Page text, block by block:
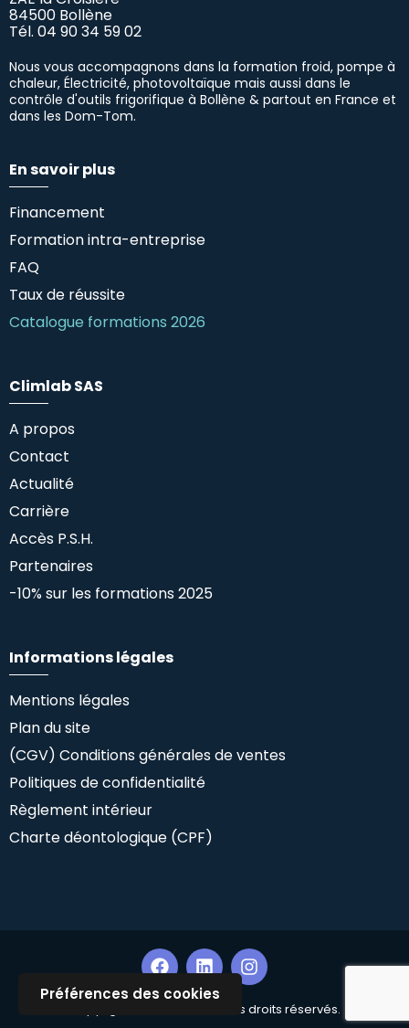
Préférences des cookies
84500 Bollène
Tél. 04 90 34 59 02
Nous vous accompagnons dans la formation froid, pompe à
chaleur, Électricité, photovoltaïque mais aussi dans le
contrôle d'outils frigorifique à Bollène & partout en France et
dans les Dom-Tom.
En savoir plus
Financement
Formation intra-entreprise
FAQ
Taux de réussite
Catalogue formations 2026
Climlab SAS
A propos
Contact
Actualité
Carrière
Accès P.S.H.
Partenaires
-10% sur les formations 2025
Informations légales
Mentions légales
Plan du site
(CGV) Conditions générales de ventes
Politiques de confidentialité
Règlement intérieur
Charte déontologique (CPF)
Copyright ©Climlab SAS. Tous droits réservés.